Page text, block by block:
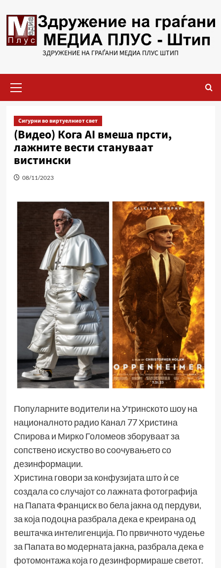
to
content
ЗДРУЖЕНИЕ НА ГРАЃАНИ МЕДИА ПЛУС ШТИП
Menu
Сигурни во виртуелниот свет
(Видео) Кога AI вмеша прсти,
лажните вести стануваат
вистински
08/11/2023
Популарните водители на Утринското шоу на
националното радио Канал 77 Христина
Спирова и Мирко Голомеов зборуваат за
сопствено искуство во соочувањето со
дезинформации.
Христина говори за конфузијата што ѝ се
создала со случајот со лажната фотографија
на Папата Франциск во бела јакна од пердуви,
за која подоцна разбрала дека е креирана од
вештачка интелигенција. По првичното чудење
за Папата во модерната јакна, разбрала дека е
фотомонтажа која го дезинформираше светот.